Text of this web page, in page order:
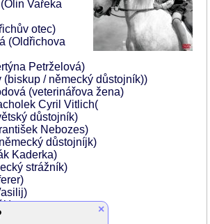
Vařeka
otec)
(Oldřichova
Petrželová)
(biskup / německý důstojník))
(veterinářova žena)
Cyril Vitlich(
důstojník)
Nebozes)
důstojníjk)
Kaderka)
strážník)
(německý strážník)
×